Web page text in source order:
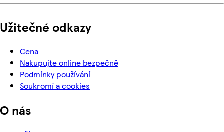
Užitečné odkazy
Cena
Nakupujte online bezpečně
Podmínky používání
Soukromí a cookies
O nás